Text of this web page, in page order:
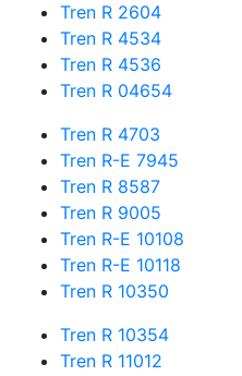
Tren R 2604
Tren R 4534
Tren R 4536
Tren R 04654
Tren R 4703
Tren R-E 7945
Tren R 8587
Tren R 9005
Tren R-E 10108
Tren R-E 10118
Tren R 10350
Tren R 10354
Tren R 11012